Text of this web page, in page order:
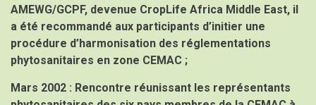
AMEWG/GCPF, devenue CropLife Africa Middle East, il
a été recommandé aux participants d’initier une
procédure d’harmonisation des réglementations
phytosanitaires en zone CEMAC ;
Mars 2002 : Rencontre réunissant les représentants